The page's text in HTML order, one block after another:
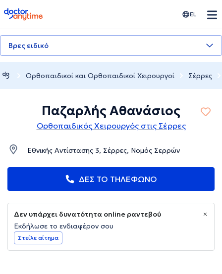
doctoranytime EL
Βρες ειδικό
Ορθοπαιδικοί και Ορθοπαιδικοί Χειρουργοί Σέρρες
Παζαρλής Αθανάσιος
Ορθοπαιδικός Χειρουργός στις Σέρρες
Εθνικής Αντίστασης 3, Σέρρες, Νομός Σερρών
ΔΕΣ ΤΟ ΤΗΛΕΦΩΝΟ
Δεν υπάρχει δυνατότητα online ραντεβού
Εκδήλωσε το ενδιαφέρον σου
Στείλε αίτημα